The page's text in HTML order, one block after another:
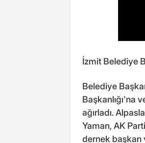
İzmit Belediye
Belediye
Başkanlığı'na
ağırladı.
Yaman, AK
dernek başkan